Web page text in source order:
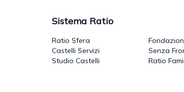
Sistema Ratio
Ratio Sfera
Castelli Servizi
Studio Castelli
Senza
Ratio